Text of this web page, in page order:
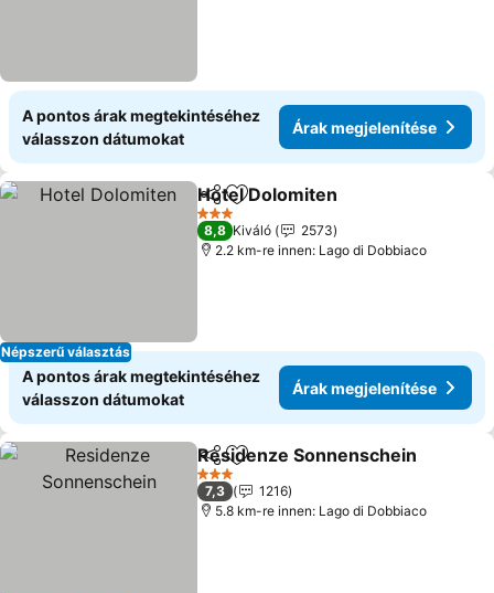
A pontos árak megtekintéséhez
válasszon dátumokat
Árak megjelenítése
Népszerű választás
Megosztás
Hozzáadás a kedvencekhez
Hotel Dolomiten
3 Kategória
8,8 Kiváló
2573
2.2 km-re innen: Lago di Dobbiaco
A pontos árak megtekintéséhez
válasszon dátumokat
Árak megjelenítése
Megosztás
Hozzáadás a kedvencekhez
Residenze Sonnenschein
3 Kategória
7,3
1216
5.8 km-re innen: Lago di Dobbiaco